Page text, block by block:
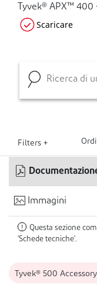
Tyvek® APX™ 400
Scaricare
Filters +
Immagini
!
Questa sezione
'Schede tecniche'.
Tyvek® 500